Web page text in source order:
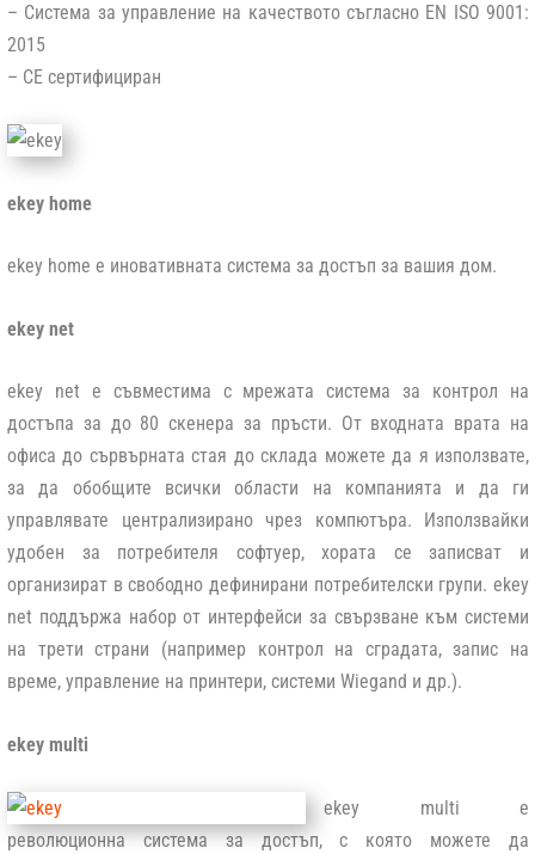
– Система за управление на качеството съгласно EN ISO 9001:
2015
– CE сертифициран
ekey home
ekey home е иновативната система за достъп за вашия дом.
ekey net
ekey net е съвместима с мрежата система за контрол на
достъпа за до 80 скенера за пръсти. От входната врата на
офиса до сървърната стая до склада можете да я използвате,
за да обобщите всички области на компанията и да ги
управлявате централизирано чрез компютъра. Използвайки
удобен за потребителя софтуер, хората се записват и
организират в свободно дефинирани потребителски групи. ekey
net поддържа набор от интерфейси за свързване към системи
на трети страни (например контрол на сградата, запис на
време, управление на принтери, системи Wiegand и др.).
ekey multi
ekey multi е
революционна система за достъп, с която можете да